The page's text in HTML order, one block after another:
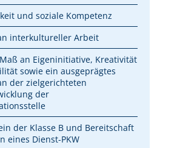
und soziale Kompetenz
interkultureller Arbeit
an Eigeninitiative, Kreativität
sowie ein ausgeprägtes
der zielgerichteten
der
der Klasse B und Bereitschaft
eines Dienst-PKW